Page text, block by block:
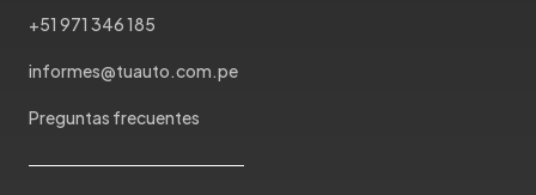
+51 971 346 185
informes@tuauto.com.pe
Preguntas frecuentes